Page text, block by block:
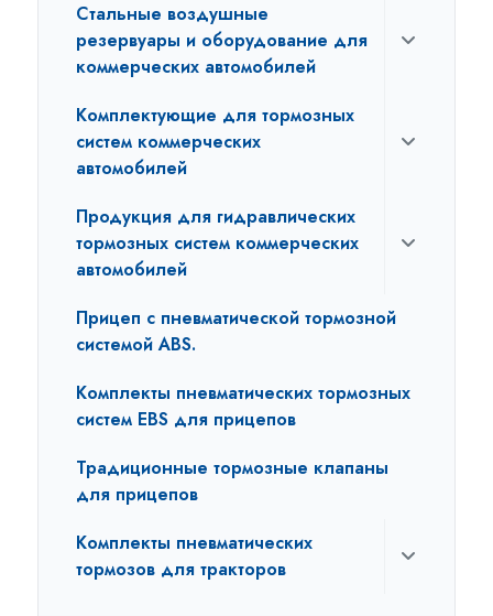
Стальные воздушные
резервуары и оборудование для
коммерческих автомобилей
Комплектующие для тормозных
систем коммерческих
автомобилей
Продукция для гидравлических
тормозных систем коммерческих
автомобилей
Прицеп с пневматической тормозной
системой ABS.
Комплекты пневматических тормозных
систем EBS для прицепов
Традиционные тормозные клапаны
для прицепов
Комплекты пневматических
тормозов для тракторов